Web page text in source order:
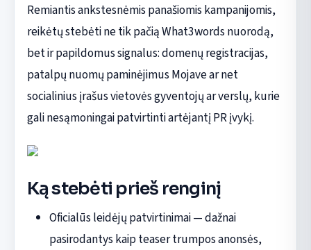
Remiantis ankstesnėmis panašiomis kampanijomis,
reikėtų stebėti ne tik pačią What3words nuorodą,
bet ir papildomus signalus: domenų registracijas,
patalpų nuomų paminėjimus Mojave ar net
socialinius įrašus vietovės gyventojų ar verslų, kurie
gali nesąmoningai patvirtinti artėjantį PR įvykį.
Ką stebėti prieš renginį
Oficialūs leidėjų patvirtinimai — dažnai
pasirodantys kaip teaser trumpos anonsės,